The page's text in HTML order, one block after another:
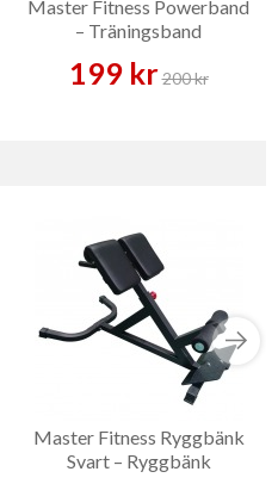
Master Fitness Powerband
– Träningsband
199 kr200 kr
Master Fitness Ryggbänk
Svart – Ryggbänk